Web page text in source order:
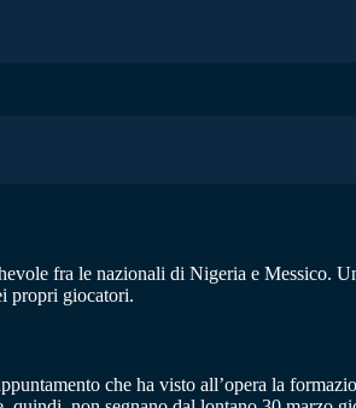
fra le nazionali di Nigeria e Messico.
propri giocatori.
che ha visto all’opera la